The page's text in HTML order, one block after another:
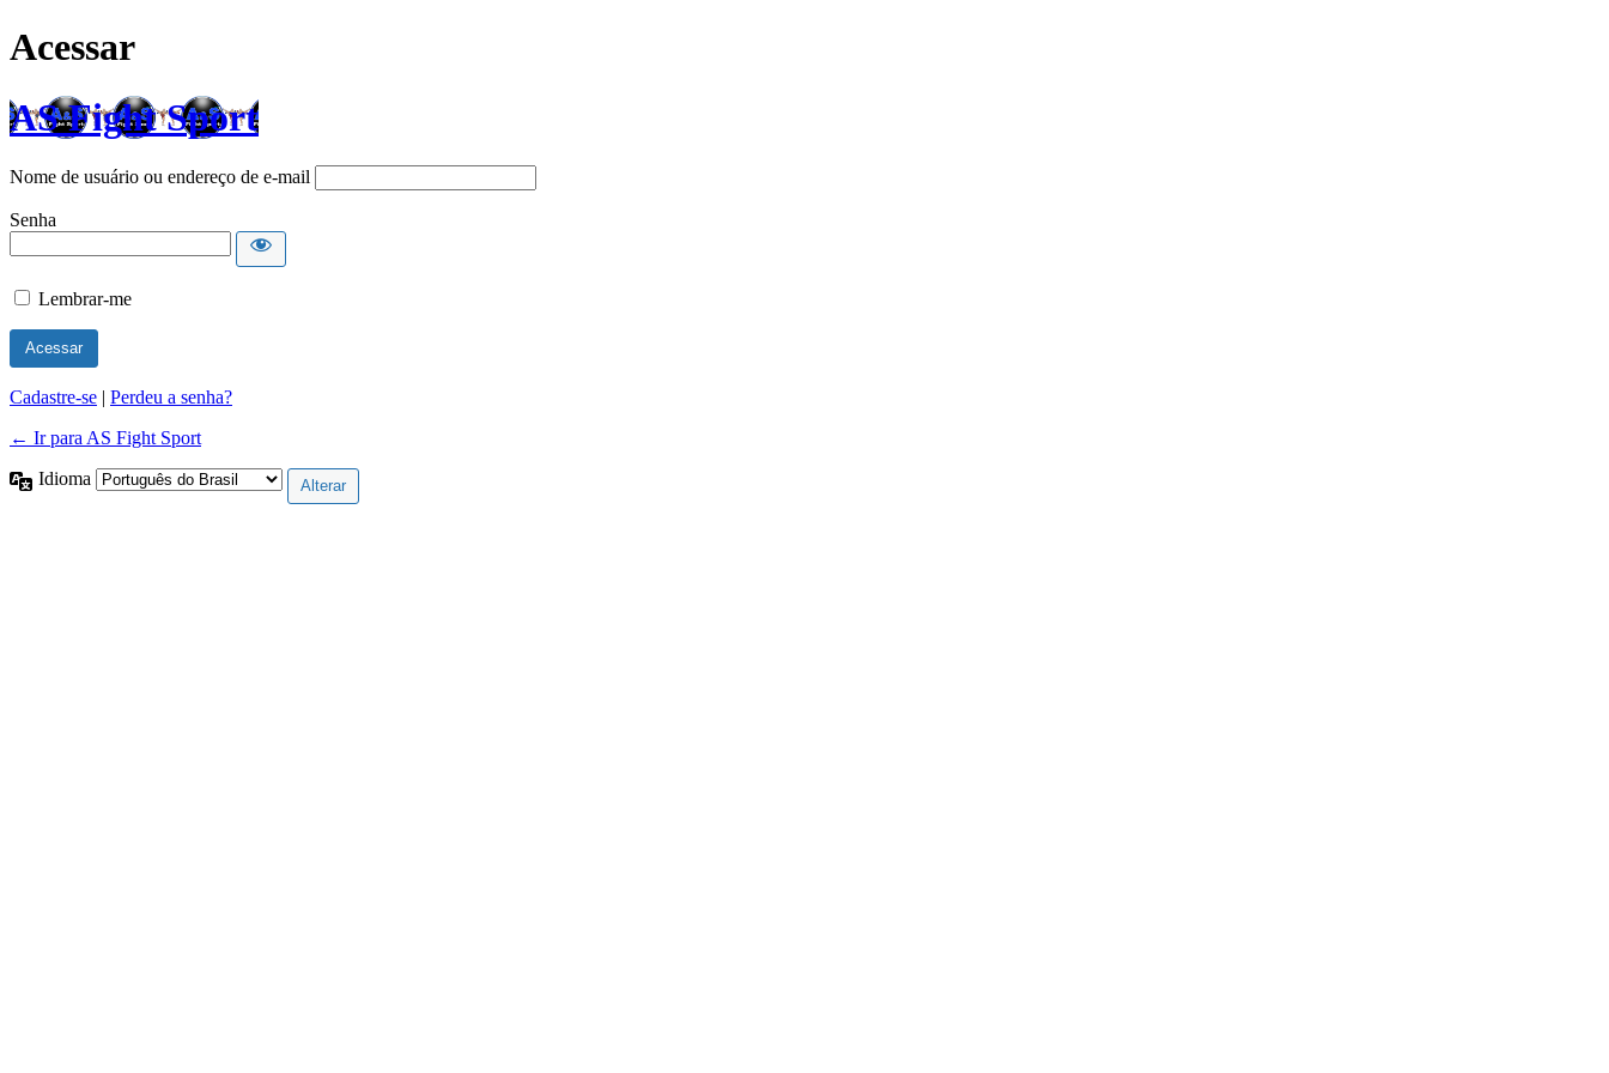
Acessar
AS Fight Sport
Nome de usuário ou endereço de e-mail
Senha
Lembrar-me
Cadastre-se | Perdeu a senha?
← Ir para AS Fight Sport
Idioma